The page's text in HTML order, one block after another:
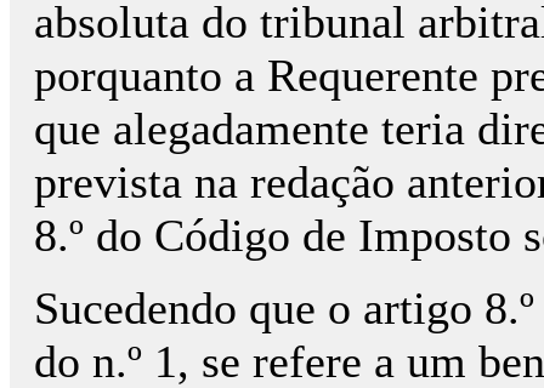
absoluta do tribunal
porquanto a Requerente
que alegadamente teria
prevista na redação
8.º do Código de Imposto
Sucedendo que o artigo
do n.º 1, se refere a um